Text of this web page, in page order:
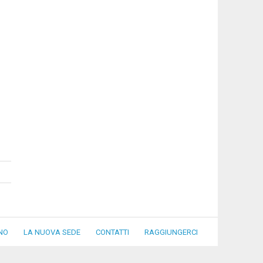
LA NUOVA SEDE CONTATTI RAGGIUNGERCI